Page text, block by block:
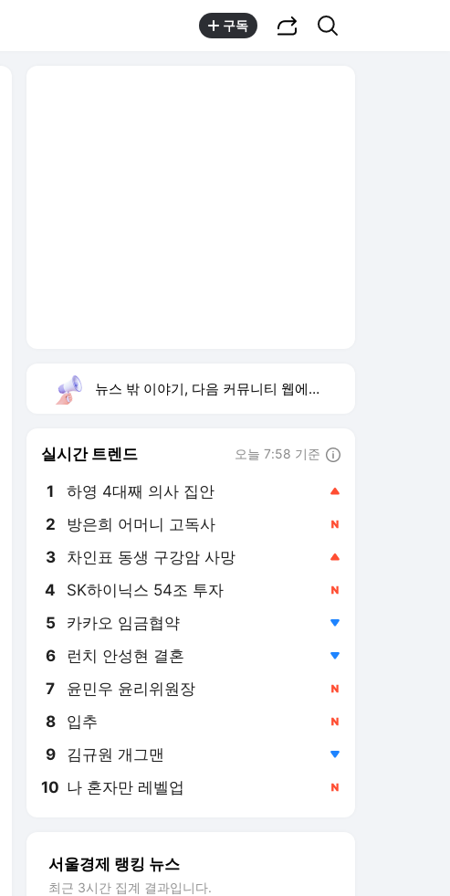
구독
뉴스 밖 이야기, 다음 커뮤니티 웹에서 보기
실시간 트렌드 오늘 7:58 기준
1 하영 4대째 의사 집안
2 방은희 어머니 고독사
3 차인표 동생 구강암 사망
4 SK하이닉스 54조 투자
5 카카오 임금협약
6 런치 안성현 결혼
7 윤민우 윤리위원장
8 입추
9 김규원 개그맨
10 나 혼자만 레벨업
서울경제 랭킹 뉴스
최근 3시간 집계 결과입니다.